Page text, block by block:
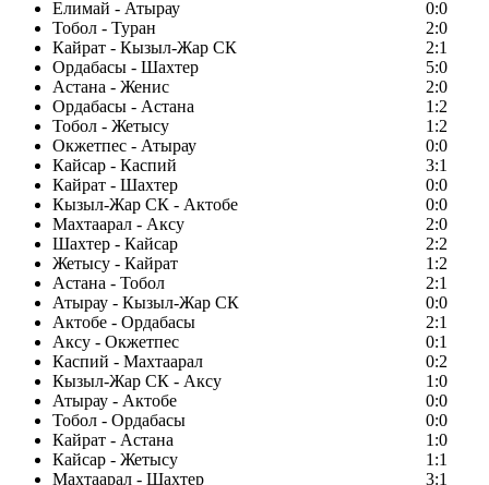
Елимай - Атырау
0:0
Тобол - Туран
2:0
Кайрат - Кызыл-Жар СК
2:1
Ордабасы - Шахтер
5:0
Астана - Женис
2:0
Ордабасы - Астана
1:2
Тобол - Жетысу
1:2
Окжетпес - Атырау
0:0
Кайсар - Каспий
3:1
Кайрат - Шахтер
0:0
Кызыл-Жар СК - Актобе
0:0
Махтаарал - Аксу
2:0
Шахтер - Кайсар
2:2
Жетысу - Кайрат
1:2
Астана - Тобол
2:1
Атырау - Кызыл-Жар СК
0:0
Актобе - Ордабасы
2:1
Аксу - Окжетпес
0:1
Каспий - Махтаарал
0:2
Кызыл-Жар СК - Аксу
1:0
Атырау - Актобе
0:0
Тобол - Ордабасы
0:0
Кайрат - Астана
1:0
Кайсар - Жетысу
1:1
Махтаарал - Шахтер
3:1